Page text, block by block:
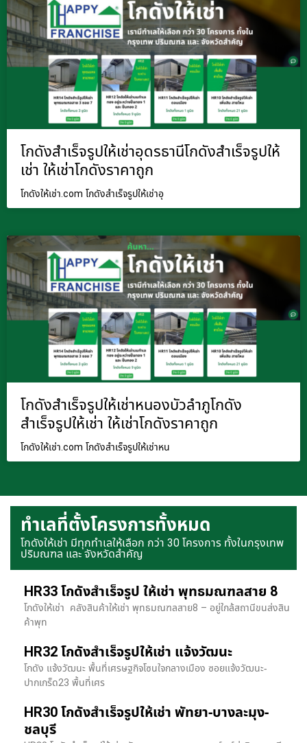
โกดังสำเร็จรูปให้เช่าอุดรธานีโกดังสำเร็จรูปให้
เช่า ให้เช่าโกดังราคาถูก
โกดังให้เช่า.com โกดังสำเร็จรูปให้เช่าอุ
โกดังสำเร็จรูปให้เช่าหนองบัวลำภูโกดัง
สำเร็จรูปให้เช่า ให้เช่าโกดังราคาถูก
โกดังให้เช่า.com โกดังสำเร็จรูปให้เช่าหน
ทำเลที่ตั้งโครงการทั้งหมด
โกดังให้เช่า มีทุกทำเลให้เลือก กว่า 30 โครงการ ทั้งในกรุงเทพ
ปริมณฑล และ จังหวัดสำคัญ
HR33 โกดังสำเร็จรูป ให้เช่า พุทธมณฑลสาย 8
โกดังให้เช่า คลังสินค้าให้เช่า พุทธมณฑลสาย8 – อยู่ใกล้สถานีขนส่งสิน
ค้าพุท
HR32 โกดังสำเร็จรูปให้เช่า แจ้งวัฒนะ
โกดัง แจ้งวัฒนะ พื้นที่เศรษฐกิจโซนใจกลางเมือง ซอยแจ้งวัฒนะ-
ปากเกร็ด23 พื้นที่เศร
HR30 โกดังสำเร็จรูปให้เช่า พัทยา-บางละมุง-
ชลบุรี